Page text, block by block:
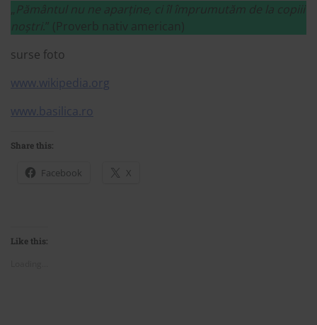
„Pământul nu ne aparține, ci îl împrumutăm de la copiii
noștri .” (Proverb nativ american)
surse foto
www.wikipedia.org
www.basilica.ro
Share this:
Facebook X
Like this: